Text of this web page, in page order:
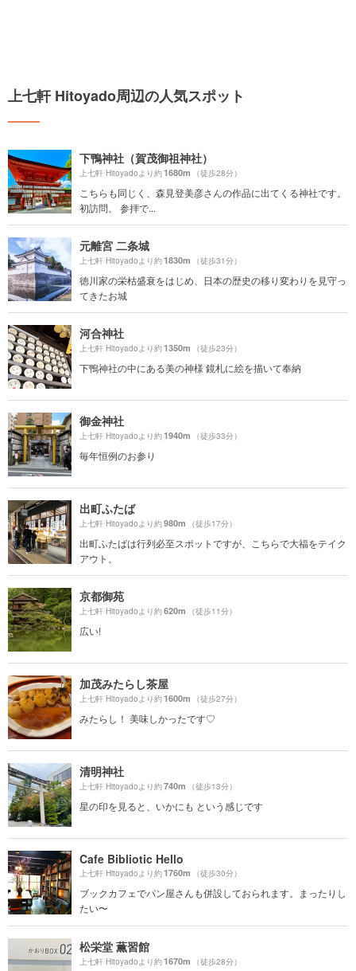
上七軒 Hitoyado周辺の人気スポット
下鴨神社（賀茂御祖神社）
上七軒 Hitoyadoより約1680m （徒歩28分）
こちらも同じく、森見登美彦さんの作品に出てくる神社です。
初訪問。 参拝で...
元離宮 二条城
上七軒 Hitoyadoより約1830m （徒歩31分）
徳川家の栄枯盛衰をはじめ、日本の歴史の移り変わりを見守っ
てきたお城
河合神社
上七軒 Hitoyadoより約1350m （徒歩23分）
下鴨神社の中にある美の神様 鏡札に絵を描いて奉納
御金神社
上七軒 Hitoyadoより約1940m （徒歩33分）
毎年恒例のお参り
出町ふたば
上七軒 Hitoyadoより約980m （徒歩17分）
出町ふたばは行列必至スポットですが、こちらで大福をテイク
アウト。
京都御苑
上七軒 Hitoyadoより約620m （徒歩11分）
広い!
加茂みたらし茶屋
上七軒 Hitoyadoより約1600m （徒歩27分）
みたらし！ 美味しかったです♡
清明神社
上七軒 Hitoyadoより約740m （徒歩13分）
星の印を見ると、いかにも という感じです
Cafe Bibliotic Hello
上七軒 Hitoyadoより約1760m （徒歩30分）
ブックカフェでパン屋さんも併設しておられます。まったりし
たい〜
松栄堂 薫習館
上七軒 Hitoyadoより約1670m （徒歩28分）